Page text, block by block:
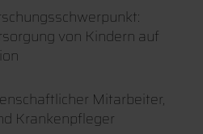
von Kindern auf
Mitarbeiter,
Krankenpfleger